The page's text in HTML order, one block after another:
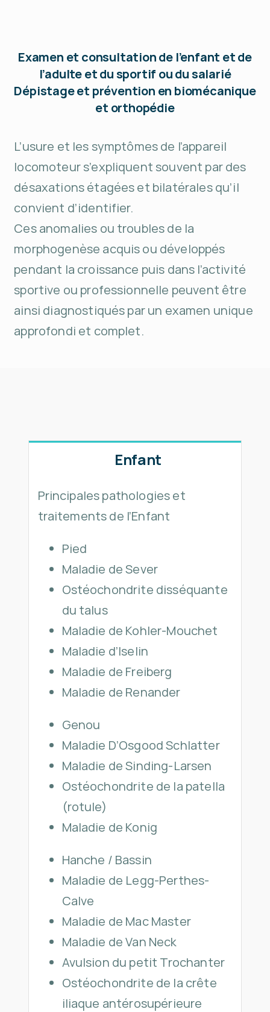
Examen et consultation de l’enfant et de
l’adulte et du sportif ou du salarié
Dépistage et prévention en biomécanique
et orthopédie
L’usure et les symptômes de l’appareil
locomoteur s’expliquent souvent par des
désaxations étagées et bilatérales qu’il
convient d’identifier.
Ces anomalies ou troubles de la
morphogenèse acquis ou développés
pendant la croissance puis dans l’activité
sportive ou professionnelle peuvent être
ainsi diagnostiqués par un examen unique
approfondi et complet.
Enfant
Principales pathologies et
traitements de l’Enfant
Pied
Maladie de Sever
Ostéochondrite disséquante
du talus
Maladie de Kohler-Mouchet
Maladie d’Iselin
Maladie de Freiberg
Maladie de Renander
Genou
Maladie D’Osgood Schlatter
Maladie de Sinding-Larsen
Ostéochondrite de la patella
(rotule)
Maladie de Konig
Hanche / Bassin
Maladie de Legg-Perthes-
Calve
Maladie de Mac Master
Maladie de Van Neck
Avulsion du petit Trochanter
Ostéochondrite de la crête
iliaque antérosupérieure